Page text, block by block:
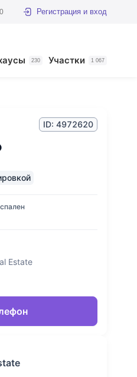
0 Регистрация и вход
230 Участки 1 067
ID: 4972620
спален
Estate